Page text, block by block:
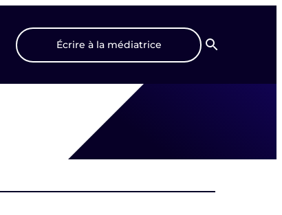
Écrire à la médiatrice
Recherche